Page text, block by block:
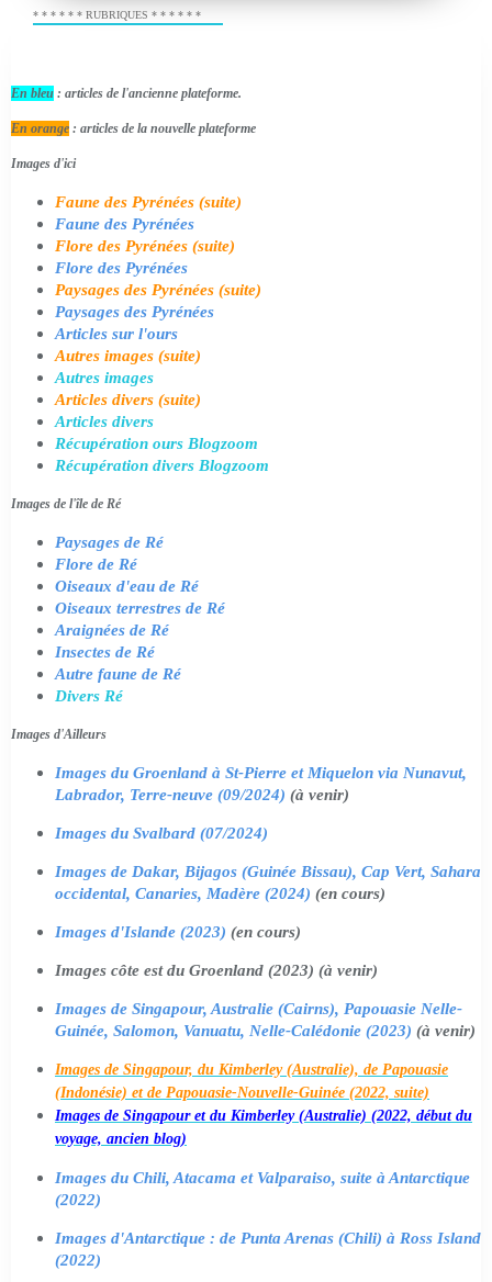
* * * * * * RUBRIQUES * * * * * *
En bleu : articles de l'ancienne plateforme.
En orange : articles de la nouvelle plateforme
Images d'ici
Faune des Pyrénées (suite)
Faune des Pyrénées
Flore des Pyrénées (suite)
Flore des Pyrénées
Paysages des Pyrénées (suite)
Paysages des Pyrénées
Articles sur l'ours
Autres images (suite)
Autres images
Articles divers (suite)
Articles divers
Récupération ours Blogzoom
Récupération divers Blogzoom
Images de l'île de Ré
Paysages de Ré
Flore de Ré
Oiseaux d'eau de Ré
Oiseaux terrestres de Ré
Araignées de Ré
Insectes de Ré
Autre faune de Ré
Divers Ré
Images d'Ailleurs
Images du Groenland à St-Pierre et Miquelon via Nunavut,
Labrador, Terre-neuve (09/2024) (à venir)
Images du Svalbard (07/2024)
Images de Dakar, Bijagos (Guinée Bissau), Cap Vert, Sahara
occidental, Canaries, Madère (2024) (en cours)
Images d'Islande (2023) (en cours)
Images côte est du Groenland (2023) (à venir)
Images de Singapour, Australie (Cairns), Papouasie Nelle-
Guinée, Salomon, Vanuatu, Nelle-Calédonie (2023) (à venir)
Images de Singapour, du Kimberley (Australie), de Papouasie
(Indonésie) et de Papouasie-Nouvelle-Guinée (2022, suite)
Images de Singapour et du Kimberley (Australie) (2022, début du
voyage, ancien blog)
Images du Chili, Atacama et Valparaiso, suite à Antarctique
(2022)
Images d'Antarctique : de Punta Arenas (Chili) à Ross Island
(2022)